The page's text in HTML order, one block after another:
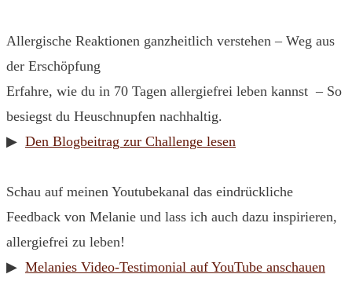
Allergische Reaktionen ganzheitlich verstehen – Weg aus
der Erschöpfung
Erfahre, wie du in 70 Tagen allergiefrei leben kannst – So
besiegst du Heuschnupfen nachhaltig.
▶ Den Blogbeitrag zur Challenge lesen
Schau auf meinen Youtubekanal das eindrückliche
Feedback von Melanie und lass ich auch dazu inspirieren,
allergiefrei zu leben!
▶ Melanies Video-Testimonial auf YouTube anschauen